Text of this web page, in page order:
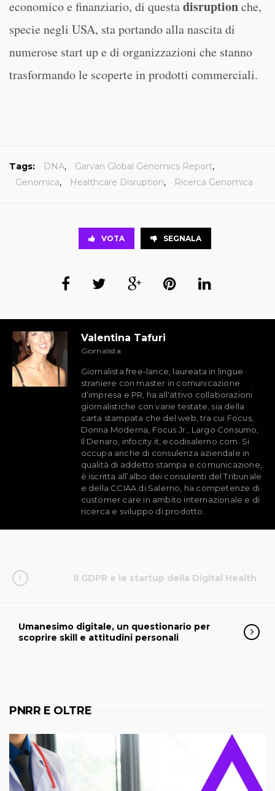
economico e finanziario, di questadisruptionche,
specie negli USA, sta portando alla nascita di
numerose start up e di organizzazioni che stanno
trasformando le scoperte in prodotti commerciali.
Tags: DNA, Garvan Global Genomics Report,
Genomica, Healthcare Disruption, Ricerca Genomica
VOTA SEGNALA
Valentina Tafuri
Giornalista
Giornalista free-lance, laureata in lingue
straniere con master in comunicazione
d’impresa e PR, ha all'attivo collaborazioni
giornalistiche con varie testate, sia della
carta stampata che del web, tra cui Focus,
Donna Moderna, Focus Jr., Largo Consumo,
Il Denaro, infocity.it, ecodisalerno.com. Si
occupa anche di consulenza aziendale in
qualità di addetto stampa e comunicazione,
è iscritta all’albo dei consulenti del Tribunale
e della CCIAA di Salerno, ha competenze di
customer care in ambito internazionale e di
ricerca e sviluppo di prodotto.
Il GDPR e le startup della Digital Health
Umanesimo digitale, un questionario per
scoprire skill e attitudini personali
PNRR E OLTRE